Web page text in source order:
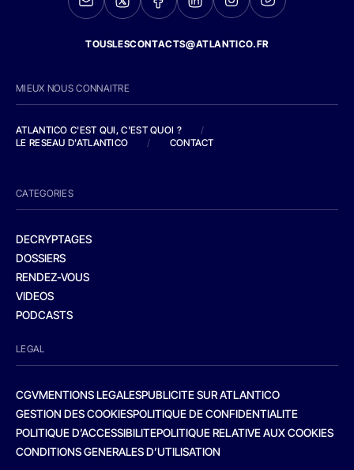
TOUSLESCONTACTS@ATLANTICO.FR
MIEUX NOUS CONNAITRE
ATLANTICO C'EST QUI, C'EST QUOI ?
/
LE RESEAU D'ATLANTICO
/ CONTACT
CATEGORIES
DECRYPTAGES
DOSSIERS
RENDEZ-VOUS
VIDEOS
PODCASTS
LEGAL
CGVMENTIONS LEGALESPUBLICITE SUR ATLANTICO
GESTION DES COOKIESPOLITIQUE DE CONFIDENTIALITE
POLITIQUE D’ACCESSIBILITEPOLITIQUE RELATIVE AUX COOKIES
CONDITIONS GENERALES D’UTILISATION